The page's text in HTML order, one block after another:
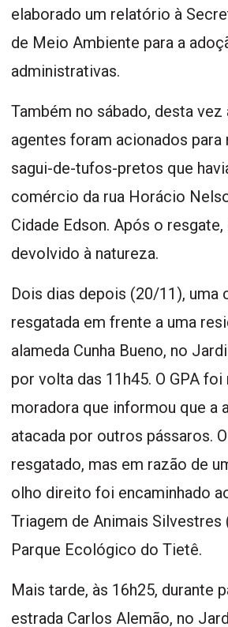
elaborado um relatório à
de Meio Ambiente para a
administrativas.
Também no sábado, desta vez
agentes foram acionados para
sagui-de-tufos-pretos que
comércio da rua Horácio
Cidade Edson. Após o
devolvido à natureza.
Dois dias depois (20/11), uma
resgatada em frente a uma
alameda Cunha Bueno, no
por volta das 11h45. O GPA
moradora que informou que a
atacada por outros pássaros.
resgatado, mas em razão de
olho direito foi encaminhado
Triagem de Animais Silvestres
Parque Ecológico do Tietê.
Mais tarde, às 16h25, durante
estrada Carlos Alemão, no